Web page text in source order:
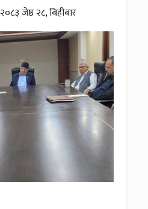
२०८३ जेष्ठ २८, बिहीबार